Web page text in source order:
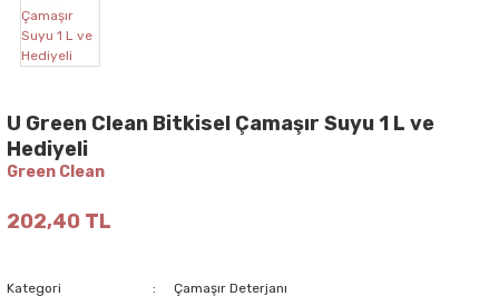
U Green Clean Bitkisel Çamaşır Suyu 1 L ve
Hediyeli
Green Clean
202,40 TL
Kategori
Çamaşır Deterjanı